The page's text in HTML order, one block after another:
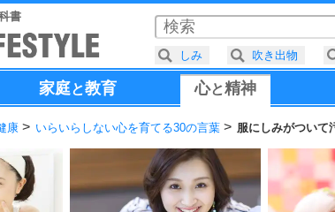
書
家庭と教育 心と精神
康 いらいらしない心を育てる30の言葉 服にしみがついて
しみ 吹き出物